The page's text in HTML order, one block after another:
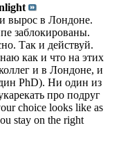
вырос в Лондоне.
заблокированы.
Так и действуй.
как и что на этих
и в Лондоне, и
PhD). Ни один из
про подруг
choice looks like as
stay on the right